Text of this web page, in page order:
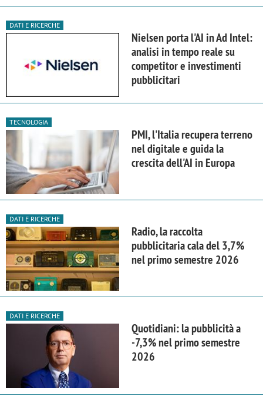
DATI E RICERCHE
Nielsen porta l'AI in Ad Intel:
analisi in tempo reale su
competitor e investimenti
pubblicitari
TECNOLOGIA
PMI, l'Italia recupera terreno
nel digitale e guida la
crescita dell'AI in Europa
DATI E RICERCHE
Radio, la raccolta
pubblicitaria cala del 3,7%
nel primo semestre 2026
DATI E RICERCHE
Quotidiani: la pubblicità a
-7,3% nel primo semestre
2026